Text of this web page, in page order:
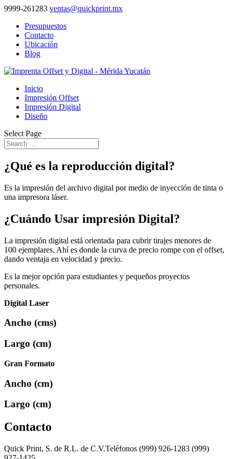
9999-261283 ventas@quickprint.mx
Presupuestos
Contacto
Ubicación
Blog
Inicio
Impresión Offset
Impresión Digital
Diseño
Select Page
¿Qué es la reproducción digital?
Es la impresión del archivo digital por medio de inyección de tinta o
una impresora láser.
¿Cuándo Usar impresión Digital?
La impresión digital está orientada para cubrir tirajes menores de
100 ejemplares. Ahí es donde la curva de precio rompe con el offset,
dando ventaja en velocidad y precio.
Es la mejor opción para estudiantes y pequeños proyectos
personales.
Digital Laser
Ancho (cms)
Largo (cm)
Gran Formato
Ancho (cm)
Largo (cm)
Contacto
Quick Print, S. de R.L. de C.V.Teléfonos (999) 926-1283 (999)